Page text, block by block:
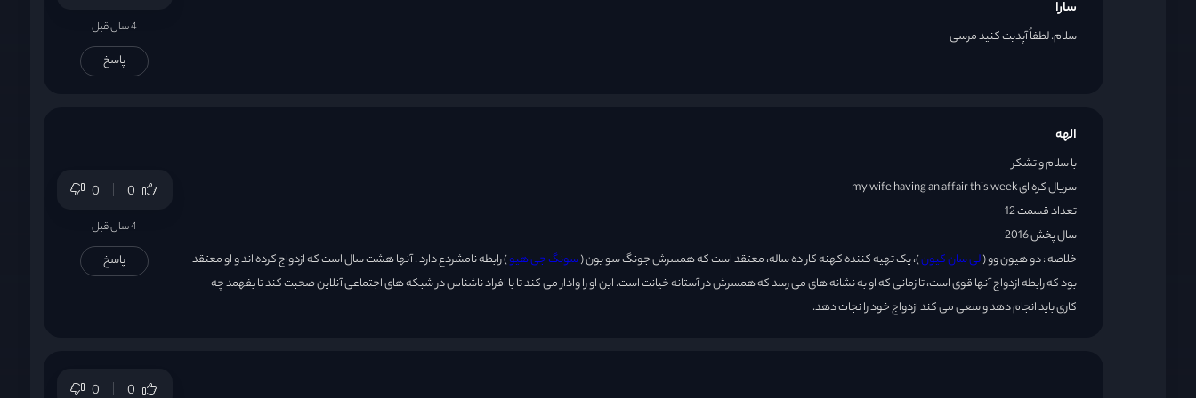
قسمت 28
سارا
سلام. لطفاً آپدیت کنید مرسی 4 سال قبل
پاسخ
الهه
با سلام و تشکر
سریال کره ای my wife having an affair this week
تعداد قسمت 12
سال پخش 2016
خلاصه : دو هیون وو (لی سان کیون)، یک تهیه کننده کهنه کار ده ساله، معتقد است که همسرش جونگ سو یون (سونگ جی هیو) رابطه نامشردع دارد . آنها هشت سال است که ازدواج کرده اند و او معتقد
بود که رابطه ازدواج آنها قوی است، تا زمانی که او به نشانه های می رسد که همسرش در آستانه خیانت است. این او را وادار می کند تا با افراد ناشناس در شبکه های اجتماعی آنلاین صحبت کند تا بفهمد چه
کاری باید انجام دهد و سعی می کند ازدواج خود را نجات دهد.
0 0
4 سال قبل
پاسخ
0 0